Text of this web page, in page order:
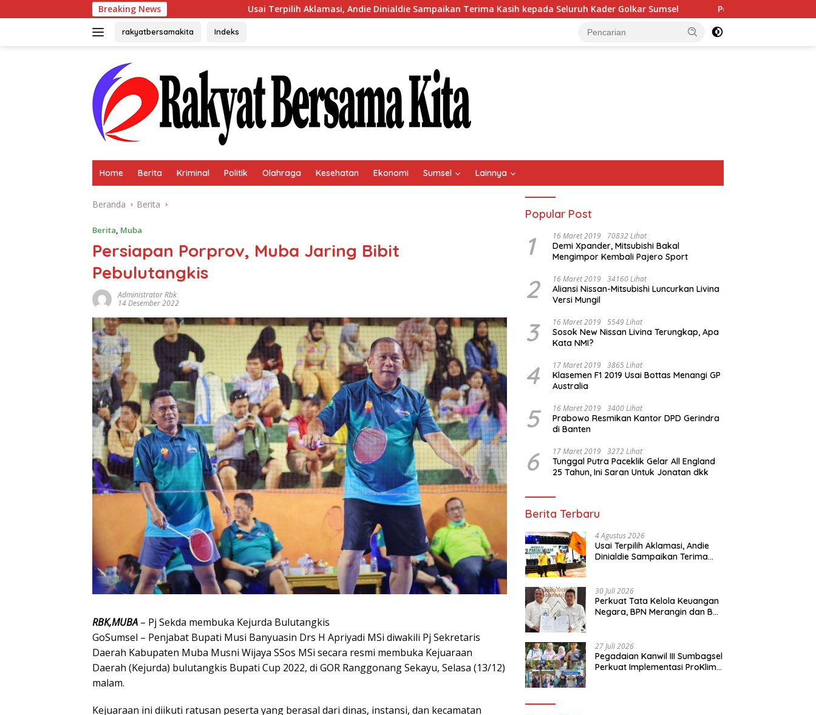
ke
Breaking News Usai Terpilih Aklamasi, Andie Dinialdie Sampaikan Terima Kasih kepada Seluruh Kader Golkar Sumsel Perkuat Tata Kelola Keuangan Negara,
rakyatbersamakita Indeks
Home Berita Kriminal Politik Olahraga Kesehatan Ekonomi Sumsel Lainnya
Beranda Berita
Berita, Muba
Persiapan Porprov, Muba Jaring Bibit
Pebulutangkis
Administrator Rbk
14 Desember 2022
RBK,MUBA – Pj Sekda membuka Kejurda Bulutangkis
GoSumsel – Penjabat Bupati Musi Banyuasin Drs H Apriyadi MSi diwakili Pj Sekretaris
Daerah Kabupaten Muba Musni Wijaya SSos MSi secara resmi membuka Kejuaraan
Daerah (Kejurda) bulutangkis Bupati Cup 2022, di GOR Ranggonang Sekayu, Selasa (13/12)
malam.
Kejuaraan ini diikuti ratusan peserta yang berasal dari dinas, instansi, dan kecamatan
Popular Post
1 16 Maret 2019 70832 Lihat
Demi Xpander, Mitsubishi Bakal
Mengimpor Kembali Pajero Sport
2 16 Maret 2019 34160 Lihat
Aliansi Nissan-Mitsubishi Luncurkan Livina
Versi Mungil
3 16 Maret 2019 5549 Lihat
Sosok New Nissan Livina Terungkap, Apa
Kata NMI?
4 17 Maret 2019 3865 Lihat
Klasemen F1 2019 Usai Bottas Menangi GP
Australia
5 16 Maret 2019 3400 Lihat
Prabowo Resmikan Kantor DPD Gerindra
di Banten
6 17 Maret 2019 3272 Lihat
Tunggal Putra Paceklik Gelar All England
25 Tahun, Ini Saran Untuk Jonatan dkk
Berita Terbaru
4 Agustus 2026
Usai Terpilih Aklamasi, Andie
Dinialdie Sampaikan Terima
30 Juli 2026
Perkuat Tata Kelola Keuangan
Negara, BPN Merangin dan BRI
27 Juli 2026
Pegadaian Kanwil III Sumbagsel
Perkuat Implementasi ProKlim